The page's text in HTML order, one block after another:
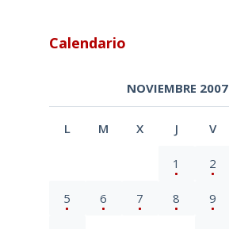
Calendario
NOVIEMBRE 2007
L M X J V
1 2
5 6 7 8 9